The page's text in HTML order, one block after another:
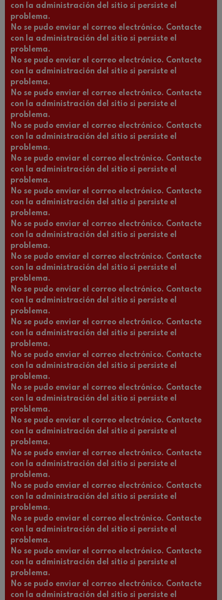
con la administración del sitio si persiste el
problema.
No se pudo enviar el correo electrónico. Contacte
con la administración del sitio si persiste el
problema.
No se pudo enviar el correo electrónico. Contacte
con la administración del sitio si persiste el
problema.
No se pudo enviar el correo electrónico. Contacte
con la administración del sitio si persiste el
problema.
No se pudo enviar el correo electrónico. Contacte
con la administración del sitio si persiste el
problema.
No se pudo enviar el correo electrónico. Contacte
con la administración del sitio si persiste el
problema.
No se pudo enviar el correo electrónico. Contacte
con la administración del sitio si persiste el
problema.
No se pudo enviar el correo electrónico. Contacte
con la administración del sitio si persiste el
problema.
No se pudo enviar el correo electrónico. Contacte
con la administración del sitio si persiste el
problema.
No se pudo enviar el correo electrónico. Contacte
con la administración del sitio si persiste el
problema.
No se pudo enviar el correo electrónico. Contacte
con la administración del sitio si persiste el
problema.
No se pudo enviar el correo electrónico. Contacte
con la administración del sitio si persiste el
problema.
No se pudo enviar el correo electrónico. Contacte
con la administración del sitio si persiste el
problema.
No se pudo enviar el correo electrónico. Contacte
con la administración del sitio si persiste el
problema.
No se pudo enviar el correo electrónico. Contacte
con la administración del sitio si persiste el
problema.
No se pudo enviar el correo electrónico. Contacte
con la administración del sitio si persiste el
problema.
No se pudo enviar el correo electrónico. Contacte
con la administración del sitio si persiste el
problema.
No se pudo enviar el correo electrónico. Contacte
con la administración del sitio si persiste el
problema.
No se pudo enviar el correo electrónico. Contacte
con la administración del sitio si persiste el